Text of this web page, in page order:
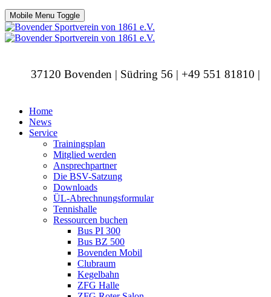
Mobile Menu Toggle
37120 Bovenden | Südring 56 | +49 551 81810 |
Home
News
Service
Trainingsplan
Mitglied werden
Ansprechpartner
Die BSV-Satzung
Downloads
ÜL-Abrechnungsformular
Tennishalle
Ressourcen buchen
Bus PI 300
Bus BZ 500
Bovenden Mobil
Clubraum
Kegelbahn
ZFG Halle